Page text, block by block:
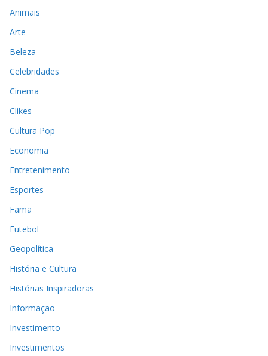
Animais
Arte
Beleza
Celebridades
Cinema
Clikes
Cultura Pop
Economia
Entretenimento
Esportes
Fama
Futebol
Geopolítica
História e Cultura
Histórias Inspiradoras
Informaçao
Investimento
Investimentos